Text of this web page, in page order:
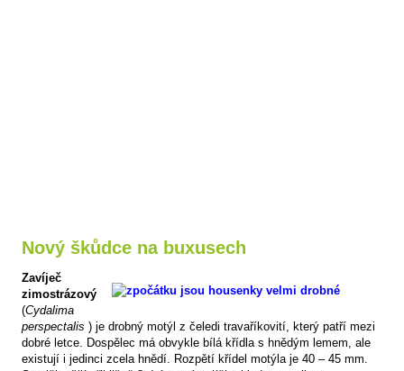
Nový škůdce na buxusech
Zavíječ
zimostrázový
(Cydalima
perspectalis ) je drobný motýl z čeledi travaříkovití, který patří mezi
dobré letce. Dospělec má obvykle bílá křídla s hnědým lemem, ale
existují i jedinci zcela hnědí. Rozpětí křídel motýla je 40 – 45 mm.